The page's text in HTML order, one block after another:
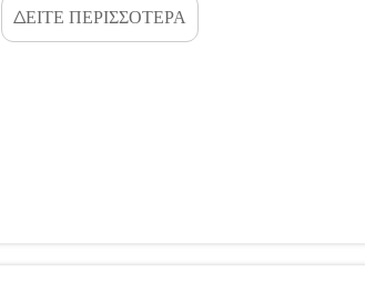
μνημείων εμπορικού σήματος...
ΔΕΙΤΕ ΠΕΡΙΣΣΟΤΕΡΑ